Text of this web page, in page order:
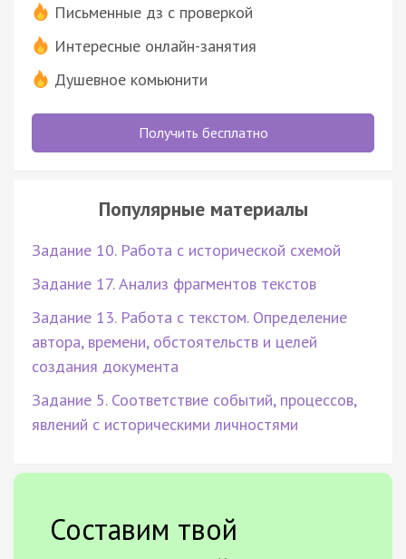
Письменные дз с проверкой
Интересные онлайн-занятия
Душевное комьюнити
Получить бесплатно
Популярные материалы
Задание 10. Работа с исторической схемой
Задание 17. Анализ фрагментов текстов
Задание 13. Работа с текстом. Определение
автора, времени, обстоятельств и целей
создания документа
Задание 5. Соответствие событий, процессов,
явлений с историческими личностями
Составим твой